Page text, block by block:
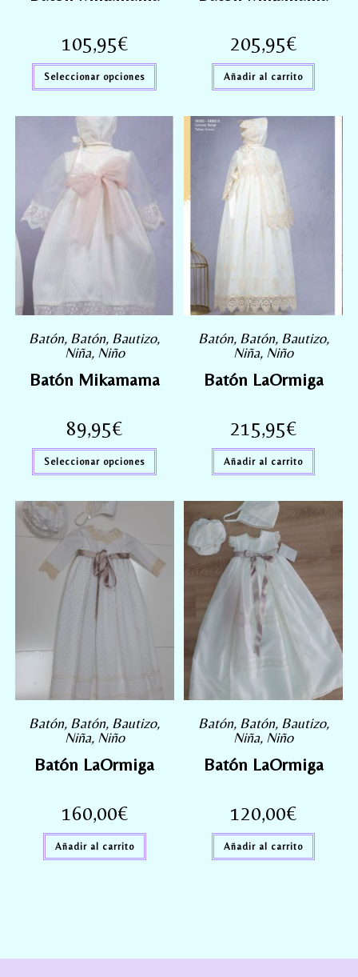
105,95€
Seleccionar opciones
205,95€
Añadir al carrito
Batón, Batón, Bautizo,
Niña, Niño
Batón Mikamama
89,95€
Seleccionar opciones
Batón, Batón, Bautizo,
Niña, Niño
Batón LaOrmiga
215,95€
Añadir al carrito
Batón, Batón, Bautizo,
Niña, Niño
Batón LaOrmiga
160,00€
Añadir al carrito
Batón, Batón, Bautizo,
Niña, Niño
Batón LaOrmiga
120,00€
Añadir al carrito